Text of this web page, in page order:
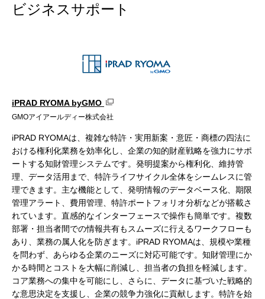
ビジネスサポート
iPRAD RYOMA byGMO
GMOアイアールディー株式会社
iPRAD RYOMAは、複雑な特許・実用新案・意匠・商標の四法に
おける権利化業務を効率化し、企業の知的財産戦略を強力にサポ
ートする知財管理システムです。発明提案から権利化、維持管
理、データ活用まで、特許ライフサイクル全体をシームレスに管
理できます。主な機能として、発明情報のデータベース化、期限
管理アラート、費用管理、特許ポートフォリオ分析などが搭載さ
れています。直感的なインターフェースで操作も簡単です。複数
部署・担当者間での情報共有もスムーズに行えるワークフローも
あり、業務の属人化を防ぎます。iPRAD RYOMAは、規模や業種
を問わず、あらゆる企業のニーズに対応可能です。知財管理にか
かる時間とコストを大幅に削減し、担当者の負担を軽減します。
コア業務への集中を可能にし、さらに、データに基づいた戦略的
な意思決定を支援し、企業の競争力強化に貢献します。特許を始